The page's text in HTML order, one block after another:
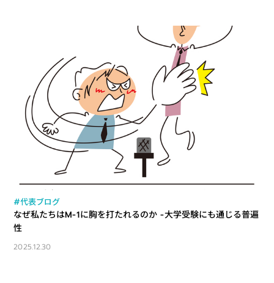
#代表ブログ
なぜ私たちはM-1に胸を打たれるのか -大学受験にも通じる普遍
性
2025.12.30